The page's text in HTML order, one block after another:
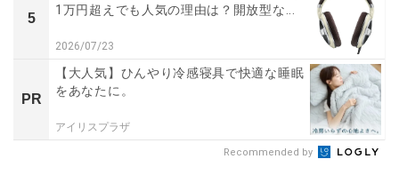
5
1万円超えでも人気の理由は？開放型な...
2026/07/23
PR
【大人気】ひんやり冷感寝具で快適な睡眠
をあなたに。
アイリスプラザ
Recommended by